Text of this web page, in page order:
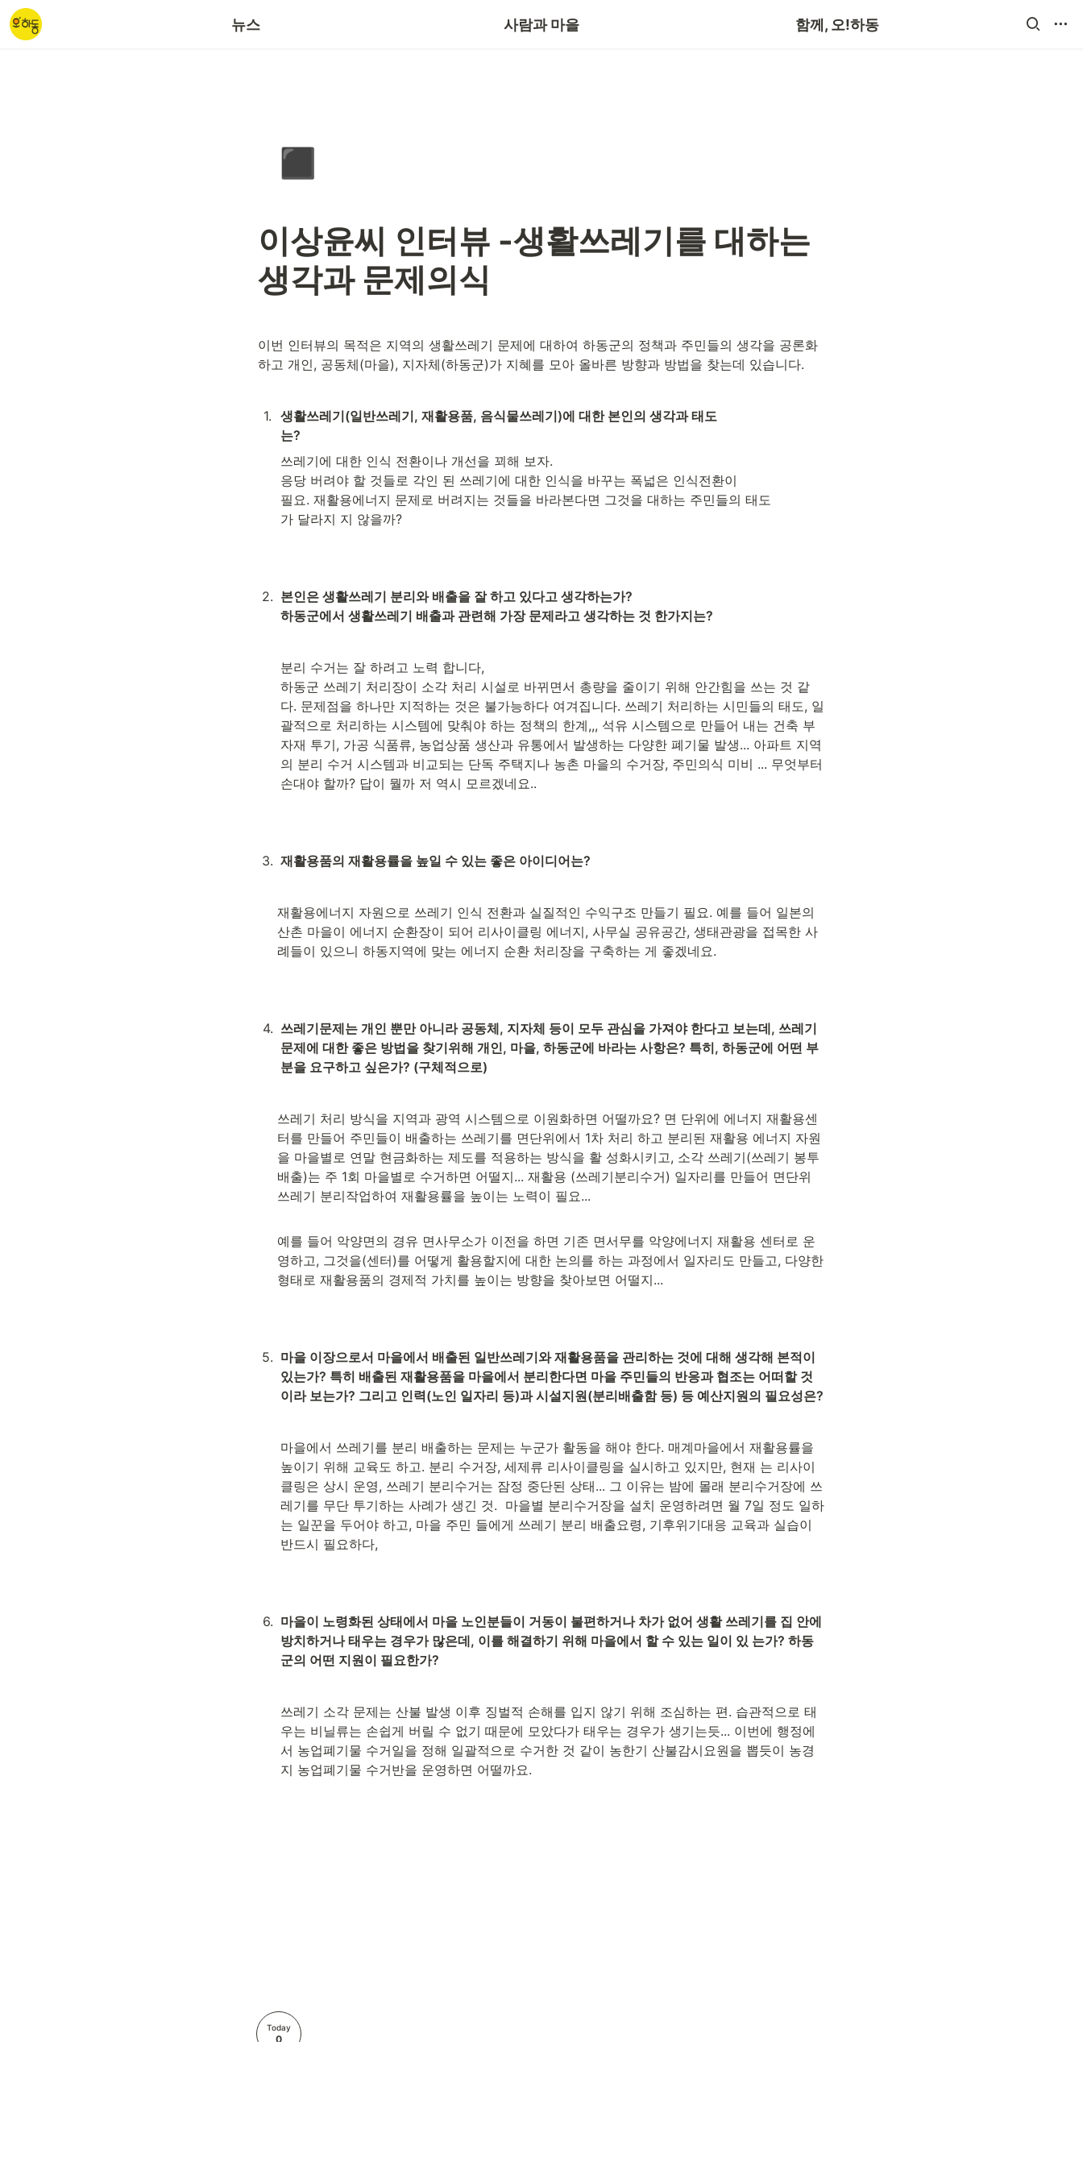
뉴스 사람과 마을 함께, 오!하동
갈사산단/대송산단 기자의눈 공지사항
◾
이상윤씨 인터뷰 -생활쓰레기를 대하는
생각과 문제의식
이번 인터뷰의 목적은 지역의 생활쓰레기 문제에 대하여 하동군의 정책과 주민들의 생각을 공론화
하고 개인, 공동체(마을), 지자체(하동군)가 지혜를 모아 올바른 방향과 방법을 찾는데 있습니다.
1. 생활쓰레기(일반쓰레기, 재활용품, 음식물쓰레기)에 대한 본인의 생각과 태도
는?
쓰레기에 대한 인식 전환이나 개선을 꾀해 보자.
응당 버려야 할 것들로 각인 된 쓰레기에 대한 인식을 바꾸는 폭넓은 인식전환이
필요. 재활용에너지 문제로 버려지는 것들을 바라본다면 그것을 대하는 주민들의 태도
가 달라지 지 않을까?
2. 본인은 생활쓰레기 분리와 배출을 잘 하고 있다고 생각하는가?
하동군에서 생활쓰레기 배출과 관련해 가장 문제라고 생각하는 것 한가지는?
분리 수거는 잘 하려고 노력 합니다,
하동군 쓰레기 처리장이 소각 처리 시설로 바뀌면서 총량을 줄이기 위해 안간힘을 쓰는 것 같
다. 문제점을 하나만 지적하는 것은 불가능하다 여겨집니다. 쓰레기 처리하는 시민들의 태도, 일
괄적으로 처리하는 시스템에 맞춰야 하는 정책의 한계,,, 석유 시스템으로 만들어 내는 건축 부
자재 투기, 가공 식품류, 농업상품 생산과 유통에서 발생하는 다양한 폐기물 발생... 아파트 지역
의 분리 수거 시스템과 비교되는 단독 주택지나 농촌 마을의 수거장, 주민의식 미비 ... 무엇부터
손대야 할까? 답이 뭘까 저 역시 모르겠네요..
3. 재활용품의 재활용률을 높일 수 있는 좋은 아이디어는?
재활용에너지 자원으로 쓰레기 인식 전환과 실질적인 수익구조 만들기 필요. 예를 들어 일본의
산촌 마을이 에너지 순환장이 되어 리사이클링 에너지, 사무실 공유공간, 생태관광을 접목한 사
례들이 있으니 하동지역에 맞는 에너지 순환 처리장을 구축하는 게 좋겠네요.
4. 쓰레기문제는 개인 뿐만 아니라 공동체, 지자체 등이 모두 관심을 가져야 한다고 보는데, 쓰레기
문제에 대한 좋은 방법을 찾기위해 개인, 마을, 하동군에 바라는 사항은? 특히, 하동군에 어떤 부
분을 요구하고 싶은가? (구체적으로)
쓰레기 처리 방식을 지역과 광역 시스템으로 이원화하면 어떨까요? 면 단위에 에너지 재활용센
터를 만들어 주민들이 배출하는 쓰레기를 면단위에서 1차 처리 하고 분리된 재활용 에너지 자원
을 마을별로 연말 현금화하는 제도를 적용하는 방식을 활 성화시키고, 소각 쓰레기(쓰레기 봉투
배출)는 주 1회 마을별로 수거하면 어떨지... 재활용 (쓰레기분리수거) 일자리를 만들어 면단위
쓰레기 분리작업하여 재활용률을 높이는 노력이 필요...
예를 들어 악양면의 경유 면사무소가 이전을 하면 기존 면서무를 악양에너지 재활용 센터로 운
영하고, 그것을(센터)를 어떻게 활용할지에 대한 논의를 하는 과정에서 일자리도 만들고, 다양한
형태로 재활용품의 경제적 가치를 높이는 방향을 찾아보면 어떨지...
5. 마을 이장으로서 마을에서 배출된 일반쓰레기와 재활용품을 관리하는 것에 대해 생각해 본적이
있는가? 특히 배출된 재활용품을 마을에서 분리한다면 마을 주민들의 반응과 협조는 어떠할 것
이라 보는가? 그리고 인력(노인 일자리 등)과 시설지원(분리배출함 등) 등 예산지원의 필요성은?
마을에서 쓰레기를 분리 배출하는 문제는 누군가 활동을 해야 한다. 매계마을에서 재활용률을
높이기 위해 교육도 하고. 분리 수거장, 세제류 리사이클링을 실시하고 있지만, 현재 는 리사이
클링은 상시 운영, 쓰레기 분리수거는 잠정 중단된 상태... 그 이유는 밤에 몰래 분리수거장에 쓰
레기를 무단 투기하는 사례가 생긴 것.  마을별 분리수거장을 설치 운영하려면 월 7일 정도 일하
는 일꾼을 두어야 하고, 마을 주민 들에게 쓰레기 분리 배출요령, 기후위기대응 교육과 실습이
반드시 필요하다,
6. 마을이 노령화된 상태에서 마을 노인분들이 거동이 불편하거나 차가 없어 생활 쓰레기를 집 안에
방치하거나 태우는 경우가 많은데, 이를 해결하기 위해 마을에서 할 수 있는 일이 있 는가? 하동
군의 어떤 지원이 필요한가?
쓰레기 소각 문제는 산불 발생 이후 징벌적 손해를 입지 않기 위해 조심하는 편. 습관적으로 태
우는 비닐류는 손쉽게 버릴 수 없기 때문에 모았다가 태우는 경우가 생기는듯... 이번에 행정에
서 농업폐기물 수거일을 정해 일괄적으로 수거한 것 같이 농한기 산불감시요원을 뽑듯이 농경
지 농업폐기물 수거반을 운영하면 어떨까요.
Today
0